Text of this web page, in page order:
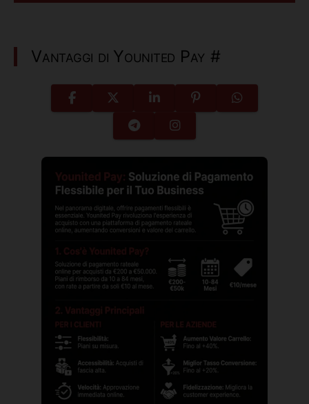
Vantaggi di Younited Pay #